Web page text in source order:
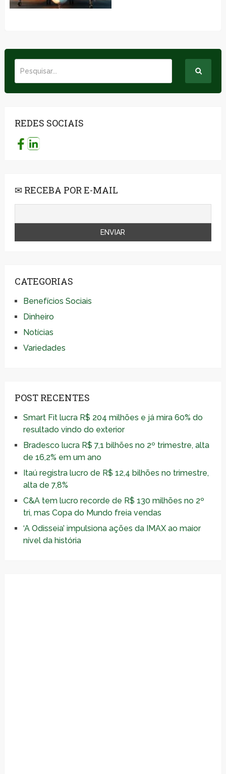
REDES SOCIAIS
✉ RECEBA POR E-MAIL
CATEGORIAS
Benefícios Sociais
Dinheiro
Notícias
Variedades
POST RECENTES
Smart Fit lucra R$ 204 milhões e já mira 60% do
resultado vindo do exterior
Bradesco lucra R$ 7,1 bilhões no 2º trimestre, alta
de 16,2% em um ano
Itaú registra lucro de R$ 12,4 bilhões no trimestre,
alta de 7,8%
C&A tem lucro recorde de R$ 130 milhões no 2º
tri, mas Copa do Mundo freia vendas
‘A Odisseia’ impulsiona ações da IMAX ao maior
nível da história